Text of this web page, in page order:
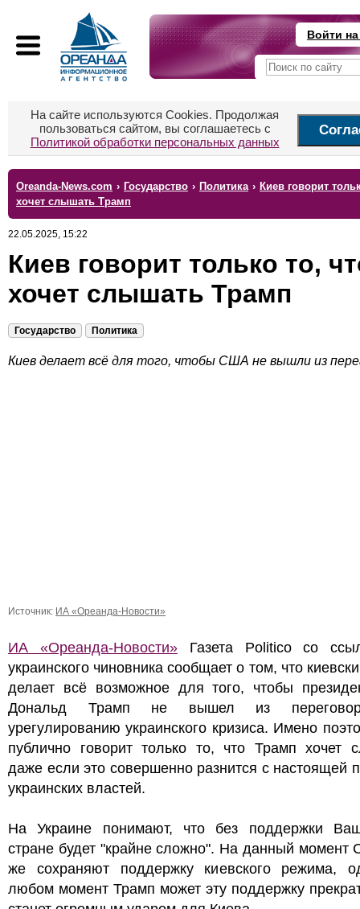
Войти
На сайте используются Cookies. Продолжая
пользоваться сайтом, вы соглашаетесь с
Политикой обработки персональных данных
Oreanda-News.com › Государство › Политика › Киев говорит
хочет слышать Трамп
22.05.2025, 15:22
Киев говорит только то,
хочет слышать Трамп
Государство Политика
Киев делает всё для того, чтобы США не вышли из
Источник: ИА «Ореанда-Новости»
ИА «Ореанда-Новости»Газета Politico со
украинского чиновника сообщает о том, что
делает всё возможное для того, чтобы
Дональд Трамп не вышел из
урегулированию украинского кризиса. Имено
публично говорит только то, что Трамп хочет
даже если это совершенно разнится с настоящей
украинских властей.
На Украине понимают, что без поддержки
стране будет "крайне сложно". На данный
же сохраняют поддержку киевского режима,
любом момент Трамп может эту поддержку